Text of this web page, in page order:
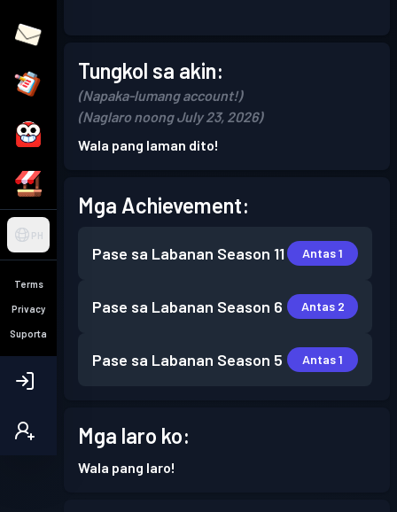
PH
Terms
Privacy
Suporta
Tungkol sa akin:
(Napaka-lumang account!)
(Naglaro noong July 23, 2026)
Wala pang laman dito!
Mga Achievement:
Pase sa Labanan Season 11 Antas 1
Pase sa Labanan Season 6 Antas 2
Pase sa Labanan Season 5 Antas 1
Mga laro ko:
Wala pang laro!